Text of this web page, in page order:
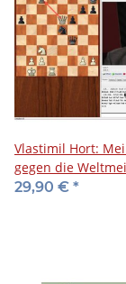
Vlastimil Hort:
gegen die
29,90 € *